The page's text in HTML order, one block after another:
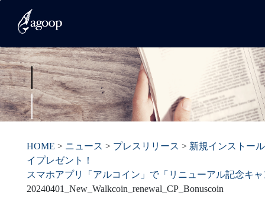
HOME > ニュース > プレスリリース > 新規インストー
イプレゼント！
スマホアプリ「アルコイン」で「リニューアル記念キ
20240401_New_Walkcoin_renewal_CP_Bonuscoin